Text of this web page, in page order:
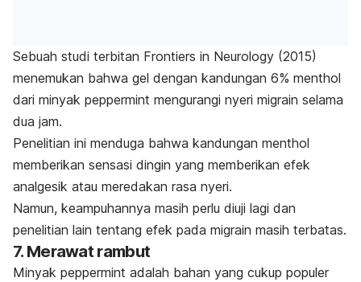
Sebuah studi terbitan Frontiers in Neurology (2015)
menemukan bahwa gel dengan kandungan 6% menthol
dari minyak peppermint mengurangi nyeri migrain selama
dua jam.
Penelitian ini menduga bahwa kandungan menthol
memberikan sensasi dingin yang memberikan efek
analgesik atau meredakan rasa nyeri.
Namun, keampuhannya masih perlu diuji lagi dan
penelitian lain tentang efek pada migrain masih terbatas.
7. Merawat rambut
Minyak peppermint adalah bahan yang cukup populer